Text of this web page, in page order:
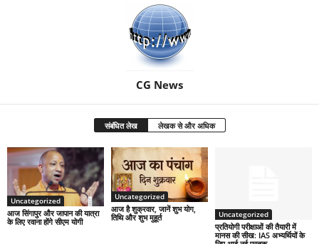
CG News
संबंधित लेख लेखक से और अधिक
Uncategorized
आज सिंगापुर और जापान की यात्रा
के लिए रवाना होंगे सीएम योगी
Uncategorized
आज है शुक्रवार, जानें शुभ योग,
तिथि और शुभ मुहूर्त
Uncategorized
प्रतियोगी परीक्षाओं की तैयारी में
मानस की सीख: IAS अभ्यर्थियों के